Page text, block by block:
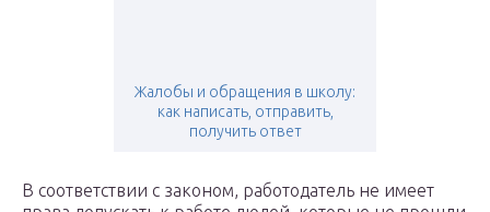
Жалобы и обращения в школу:
как написать, отправить,
получить ответ
В соответствии с законом, работодатель не имеет